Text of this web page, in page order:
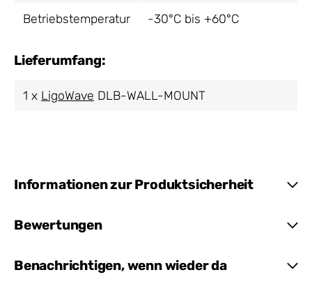
Betriebstemperatur -30°C bis +60°C
Lieferumfang:
1 x LigoWave DLB-WALL-MOUNT
Informationen zur Produktsicherheit
Bewertungen
Benachrichtigen, wenn wieder da